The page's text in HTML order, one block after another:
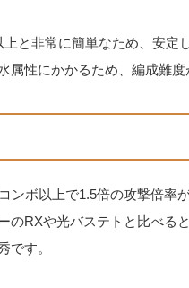
と非常に簡単なため、安定
性にかかるため、編成難度
ンボ以上で1.5倍の攻撃倍率
のRXや光バステトと比べる
です。